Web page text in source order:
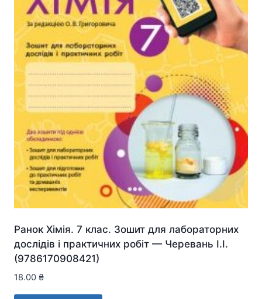
Ранок Хімія. 7 клас. Зошит для лабораторних
дослідів і практичних робіт — Черевань І.І.
(9786170908421)
18.00 ₴